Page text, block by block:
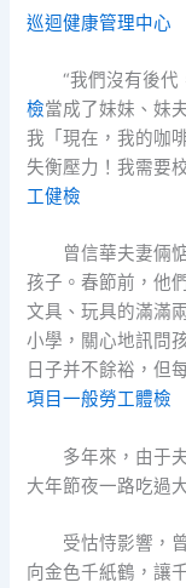
巡迴健康管理中心
“我們沒有後
檢當成了妹妹、妹
我「現在，我的咖
失衡壓力！我需要
工健檢
曾信華夫妻倆
孩子。春節前，他
文具、玩具的滿滿
小學，關心地訊問
日子并不餘裕，但
項目一般勞工體檢
多年來，由于
大年節夜一路吃過
受怙恃影響，
向金色千紙鶴，讓